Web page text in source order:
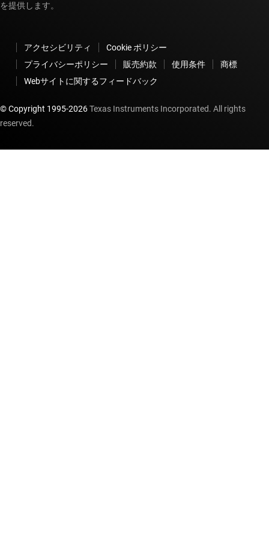
を提供します。
アクセシビリティ
Cookie ポリシー
プライバシーポリシー
販売約款 使用条件
商標
Webサイトに関するフィードバック
© Copyright 1995-2026Texas Instruments Incorporated. All rights
reserved.